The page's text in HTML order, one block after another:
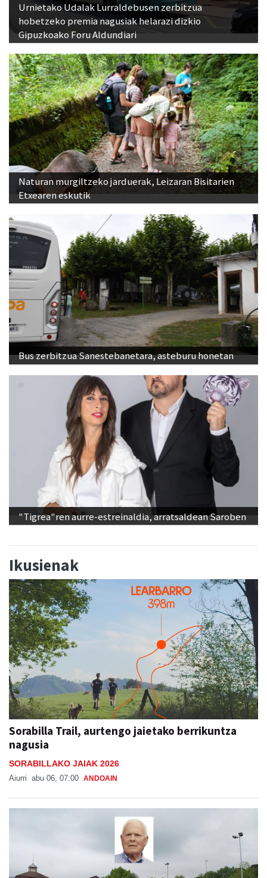
Urnietako Udalak Lurraldebusen zerbitzua
hobetzeko premia nagusiak helarazi dizkio
Gipuzkoako Foru Aldundiari
Naturan murgiltzeko jarduerak, Leizaran Bisitarien
Etxearen eskutik
Bus zerbitzua Sanestebanetara, asteburu honetan
"Tigrea"ren aurre-estreinaldia, arratsaldean Saroben
Ikusienak
Sorabilla Trail, aurtengo jaietako berrikuntza
nagusia
SORABILLAKO JAIAK 2026
Aiurri abu 06, 07:00 ANDOAIN